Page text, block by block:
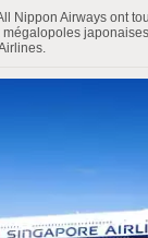
Nippon Airways ont
mégalopoles